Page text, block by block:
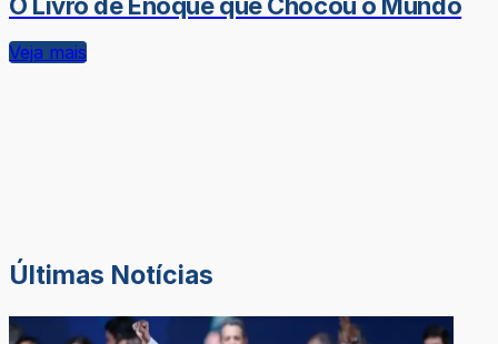
O Livro de Enoque que Chocou o Mundo
Veja mais
Últimas Notícias